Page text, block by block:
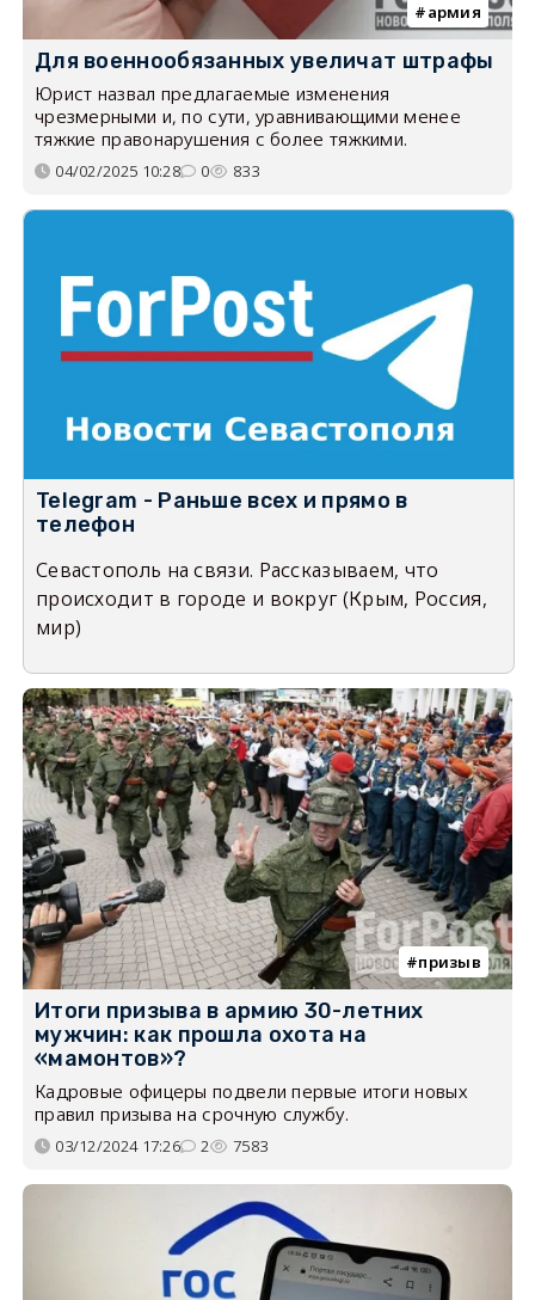
армия
Для военнообязанных увеличат штрафы
Юрист назвал предлагаемые изменения
чрезмерными и, по сути, уравнивающими менее
тяжкие правонарушения с более тяжкими.
04/02/2025 10:28 0 833
Telegram - Раньше всех и прямо в
телефон
Севастополь на связи. Рассказываем, что
происходит в городе и вокруг (Крым, Россия,
мир)
призыв
Итоги призыва в армию 30-летних
мужчин: как прошла охота на
«мамонтов»?
Кадровые офицеры подвели первые итоги новых
правил призыва на срочную службу.
03/12/2024 17:26 2 7583